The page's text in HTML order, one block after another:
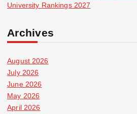
University Rankings 2027
Archives
August 2026
July 2026
June 2026
May 2026
April 2026